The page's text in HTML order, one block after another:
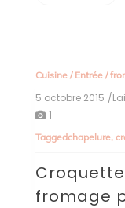
Cuisine/ Entrée/
5 octobre 2015 /
1
Taggedchapelure,
fromage